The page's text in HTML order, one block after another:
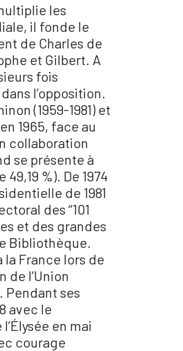
les
il fonde le
de Charles de
et Gilbert. A
fois
l’opposition.
(1959-1981) et
1965, face au
collaboration
se présente à
%). De 1974
de 1981
des ‘‘101
et des grandes
Bibliothèque.
France lors de
de l’Union
Pendant ses
avec le
en mai
courage